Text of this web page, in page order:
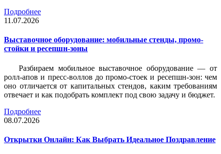
Подробнее
11.07.2026
Выставочное оборудование: мобильные стенды, промо-
стойки и ресепшн-зоны
Разбираем мобильное выставочное оборудование — от
ролл-апов и пресс-воллов до промо-стоек и ресепшн-зон: чем
оно отличается от капитальных стендов, каким требованиям
отвечает и как подобрать комплект под свою задачу и бюджет.
Подробнее
08.07.2026
Открытки Онлайн: Как Выбрать Идеальное Поздравление